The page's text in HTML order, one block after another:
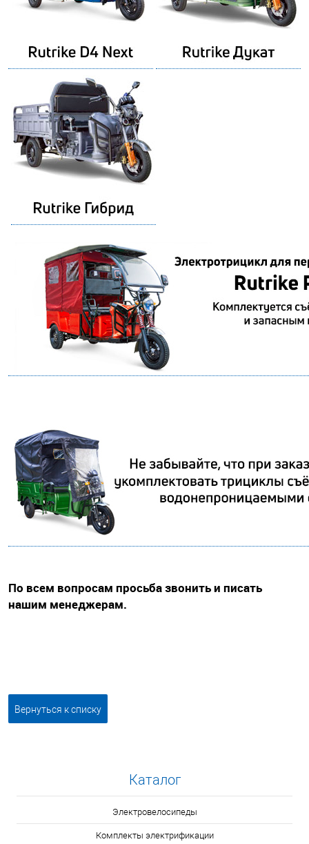
По всем вопросам просьба звонить и писать
нашим менеджерам.
Вернуться к списку
Каталог
Электровелосипеды
Комплекты электрификации